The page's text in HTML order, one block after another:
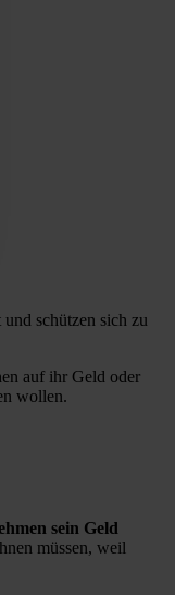
schützen sich zu
auf ihr Geld oder
wollen.
sein Geld
müssen, weil